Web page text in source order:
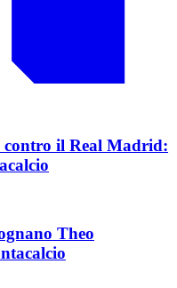
il Real Madrid:
Theo